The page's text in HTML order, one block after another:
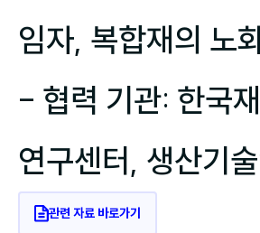
임자, 복합재의 노
- 협력 기관: 한국
연구센터, 생산기
관련 자료 바로가기